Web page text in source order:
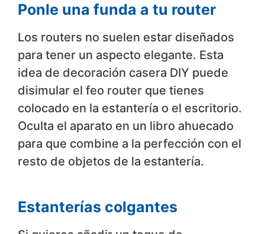
Ponle una funda a tu router
Los routers no suelen estar diseñados
para tener un aspecto elegante. Esta
idea de decoración casera DIY puede
disimular el feo router que tienes
colocado en la estantería o el escritorio.
Oculta el aparato en un libro ahuecado
para que combine a la perfección con el
resto de objetos de la estantería.
Estanterías colgantes